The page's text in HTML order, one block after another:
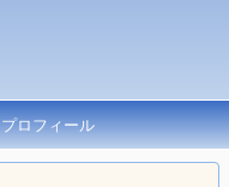
プロフィール